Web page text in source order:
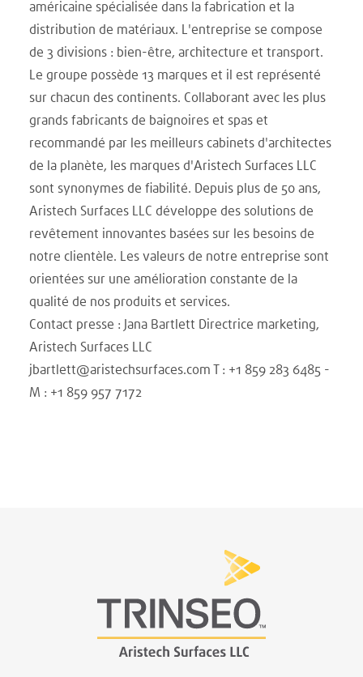
américaine spécialisée dans la fabrication et la
distribution de matériaux. L'entreprise se compose
de 3 divisions : bien-être, architecture et transport.
Le groupe possède 13 marques et il est représenté
sur chacun des continents. Collaborant avec les plus
grands fabricants de baignoires et spas et
recommandé par les meilleurs cabinets d'architectes
de la planète, les marques d'Aristech Surfaces LLC
sont synonymes de fiabilité. Depuis plus de 50 ans,
Aristech Surfaces LLC développe des solutions de
revêtement innovantes basées sur les besoins de
notre clientèle. Les valeurs de notre entreprise sont
orientées sur une amélioration constante de la
qualité de nos produits et services.
Contact presse : Jana Bartlett Directrice marketing,
Aristech Surfaces LLC
jbartlett@aristechsurfaces.com T : +1 859 283 6485 -
M : +1 859 957 7172